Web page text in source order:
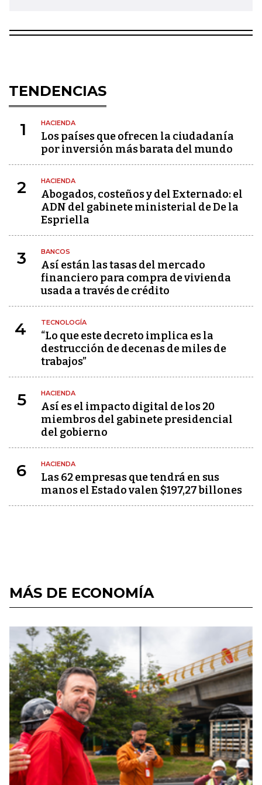
TENDENCIAS
1 HACIENDA
Los países que ofrecen la ciudadanía
por inversión más barata del mundo
2 HACIENDA
Abogados, costeños y del Externado: el
ADN del gabinete ministerial de De la
Espriella
3 BANCOS
Así están las tasas del mercado
financiero para compra de vivienda
usada a través de crédito
4 TECNOLOGÍA
“Lo que este decreto implica es la
destrucción de decenas de miles de
trabajos”
5 HACIENDA
Así es el impacto digital de los 20
miembros del gabinete presidencial
del gobierno
6 HACIENDA
Las 62 empresas que tendrá en sus
manos el Estado valen $197,27 billones
MÁS DE ECONOMÍA